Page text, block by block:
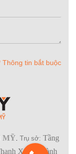
Thông tin bắt buộc
MỸ. Trụ sở: Tầng
Xuân,Thành